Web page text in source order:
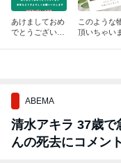
あけましておめ
でとうございま
このような
頂いちゃい
ABEMA
清水アキラ 37歳で
んの死去にコメント